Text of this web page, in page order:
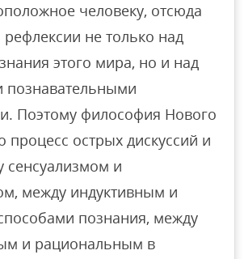
человеку, отсюда
не только над
этого мира, но и над
познавательными
Поэтому философия Нового
острых дискуссий и
и
между индуктивным и
познания, между
и рациональным в